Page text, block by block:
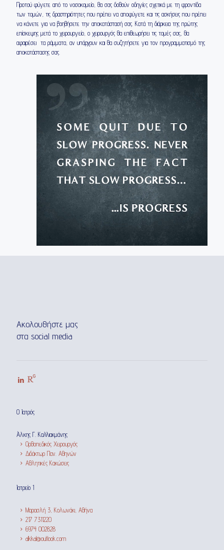
Προτού φύγετε από το νοσοκομείο, θα σας δοθούν οδηγίες σχετικά με τη φροντίδα
των τομών, τις δραστηριότητες που πρέπει να αποφύγετε και τις ασκήσεις που πρέπει
να κάνετε για να βοηθήσετε την αποκατάστασή σας. Κατά τη διάρκεια της πρώτης
επίσκεψης μετά το χειρουργείο, ο χειρουργός θα επιθεωρήσει τις τομές σας, θα
αφαιρέσει τα ράμματα, αν υπάρχουν και θα συζητήσετε για τον προγραμματισμό της
αποκατάστασης σας.
Ακολουθήστε μας
στα social media
Ο Ιατρός
Άλκης Γ. Καλλιακμάνης
Ορθοπεδικός Χειρουργός
Διδάκτωρ Παν. Αθηνών
Αθλητικές Κακώσεις
Ιατρείο 1
Μαρασλή 3, Κολωνάκι, Αθήνα
217 7311220
6974 002828
alkkal@outlook.com